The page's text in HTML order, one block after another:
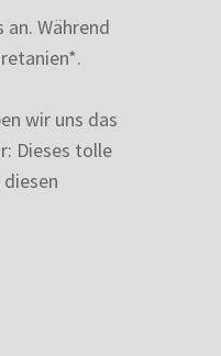
Während
wir uns das
Dieses tolle